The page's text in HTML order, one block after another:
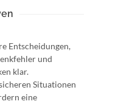
Entscheidungen,
und
klar.
Situationen
eine